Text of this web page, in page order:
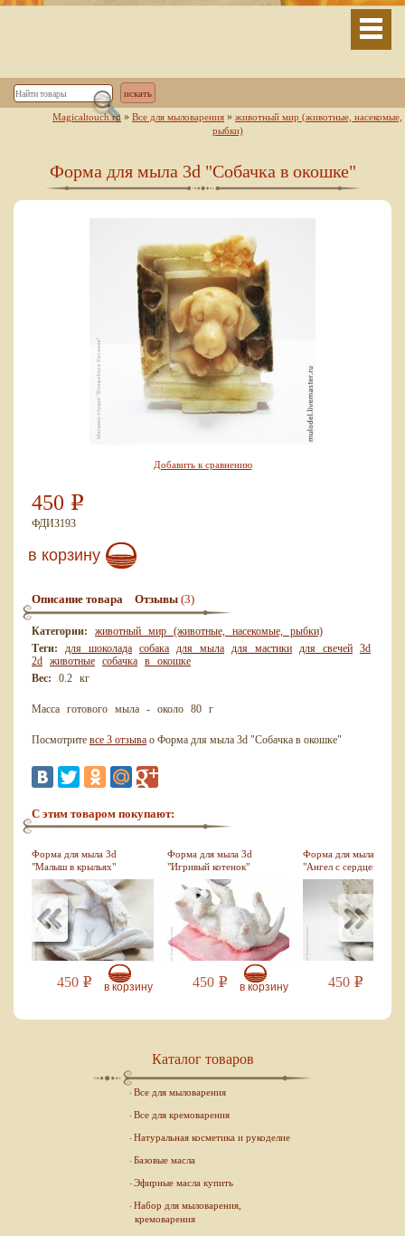
Magicaltouch.ru » Все для мыловарения » животный мир (животные, насекомые,
рыбки)
Форма для мыла 3d "Собачка в окошке"
Добавить к сравнению
450 Р
ФДИЗ193
в корзину
Описание товара Отзывы (3)
Категории:
животный мир (животные, насекомые, рыбки)
Теги:
для шоколада собака для мыла для мастики для свечей 3d
2d животные собачка в окошке
Вес:
0.2 кг
Масса готового мыла - около 80 г
Посмотрите все 3 отзыва о Форма для мыла 3d "Собачка в окошке"
С этим товаром покупают:
Форма для мыла 3d
"Малыш в крыльях"
450 Р в корзину
Форма для мыла 3d
"Игривый котенок"
450 Р в корзину
Форма для мыла 3d
"Ангел с сердцем
450 Р
Каталог товаров
Все для мыловарения
Все для кремоварения
Натуральная косметика и рукоделие
Базовые масла
Эфирные масла купить
Набор для мыловарения,
кремоварения